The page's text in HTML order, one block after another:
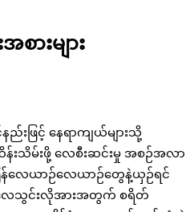
ားများ
နည်းဖြင့် နေရာကျယ်များသို့
းသိမ်းဖို့ လေစီးဆင်းမှု အစဉ်အလာ
လေယာဉ်လေယာဉ်တွေနဲ့ယှဉ်ရင်
လေသွင်းလိုအားအတွက် စရိတ်